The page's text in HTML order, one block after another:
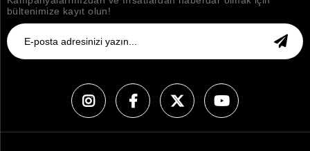
bültenimize kayıt olun!